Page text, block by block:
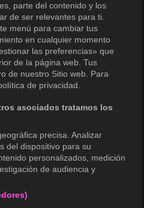
parte del contenido y los
de ser relevantes para ti.
menú para cambiar tus
en cualquier momento
las preferencias» que
de la página web. Tus
de nuestro Sitio web. Para
de privacidad.
asociados tratamos los
precisa. Analizar
del dispositivo para su
personalizados, medición
de audiencia y